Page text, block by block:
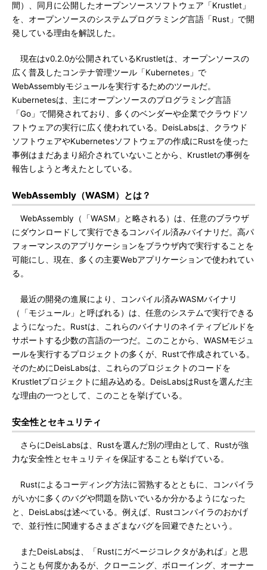
間）、同月に公開したオープンソースソフトウェア「Krustlet」
を、オープンソースのシステムプログラミング言語「Rust」で開
発している理由を解説した。
現在はv0.2.0が公開されているKrustletは、オープンソースの
広く普及したコンテナ管理ツール「Kubernetes」で
WebAssemblyモジュールを実行するためのツールだ。
Kubernetesは、主にオープンソースのプログラミング言語
「Go」で開発されており、多くのベンダーや企業でクラウドソ
フトウェアの実行に広く使われている。DeisLabsは、クラウド
ソフトウェアやKubernetesソフトウェアの作成にRustを使った
事例はまだあまり紹介されていないことから、Krustletの事例を
報告しようと考えたとしている。
WebAssembly（WASM）とは？
WebAssembly（「WASM」と略される）は、任意のブラウザ
にダウンロードして実行できるコンパイル済みバイナリだ。高パ
フォーマンスのアプリケーションをブラウザ内で実行することを
可能にし、現在、多くの主要Webアプリケーションで使われてい
る。
最近の開発の進展により、コンパイル済みWASMバイナリ
（「モジュール」と呼ばれる）は、任意のシステムで実行できる
ようになった。Rustは、これらのバイナリのネイティブビルドを
サポートする少数の言語の一つだ。このことから、WASMモジュ
ールを実行するプロジェクトの多くが、Rustで作成されている。
そのためにDeisLabsは、これらのプロジェクトのコードを
Krustletプロジェクトに組み込める。DeisLabsはRustを選んだ主
な理由の一つとして、このことを挙げている。
安全性とセキュリティ
さらにDeisLabsは、Rustを選んだ別の理由として、Rustが強
力な安全性とセキュリティを保証することも挙げている。
Rustによるコーディング方法に習熟するとともに、コンパイラ
がいかに多くのバグや問題を防いでいるか分かるようになった
と、DeisLabsは述べている。例えば、Rustコンパイラのおかげ
で、並行性に関連するさまざまなバグを回避できたという。
またDeisLabsは、「Rustにガベージコレクタがあれば」と思
うことも何度かあるが、クローニング、ボローイング、オーナー